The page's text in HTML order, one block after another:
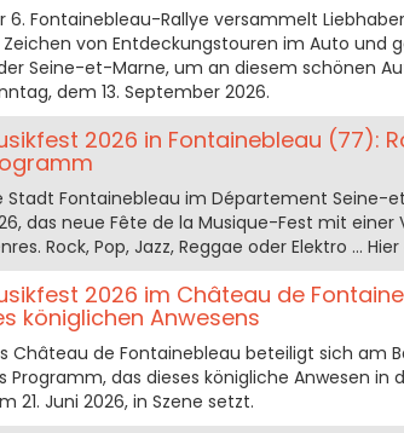
6. Fontainebleau-Rallye versammelt
von Entdeckungstouren im Auto und
Seine-et-Marne, um an diesem schönen
dem 13. September 2026.
2026 in Fontainebleau (77):
Stadt Fontainebleau im Département Seine-
das neue Fête de la Musique-Fest mit einer
Rock, Pop, Jazz, Reggae oder Elektro ...
2026 im Château de
königlichen Anwesens
Château de Fontainebleau beteiligt sich am
Programm, das dieses königliche Anwesen
21. Juni 2026, in Szene setzt.